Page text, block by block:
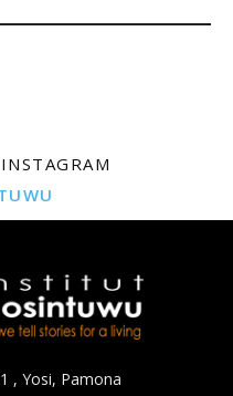
, Yosi, Pamona